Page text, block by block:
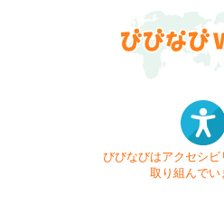
びびなびはアクセシビ
取り組んでい